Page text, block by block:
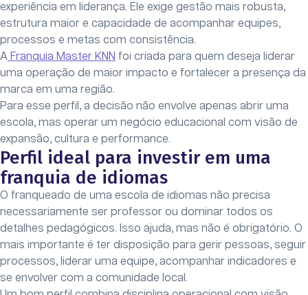
experiência em liderança. Ele exige gestão mais robusta,
estrutura maior e capacidade de acompanhar equipes,
processos e metas com consistência.
A Franquia Master KNN foi criada para quem deseja liderar
uma operação de maior impacto e fortalecer a presença da
marca em uma região.
Para esse perfil, a decisão não envolve apenas abrir uma
escola, mas operar um negócio educacional com visão de
expansão, cultura e performance.
Perfil ideal para investir em uma
franquia de idiomas
O franqueado de uma escola de idiomas não precisa
necessariamente ser professor ou dominar todos os
detalhes pedagógicos. Isso ajuda, mas não é obrigatório. O
mais importante é ter disposição para gerir pessoas, seguir
processos, liderar uma equipe, acompanhar indicadores e
se envolver com a comunidade local.